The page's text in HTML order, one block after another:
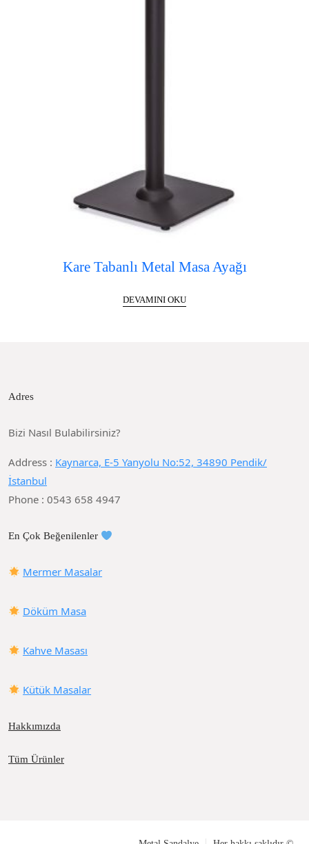
Kare Tabanlı Metal Masa Ayağı
DEVAMINI OKU
Adres
Bizi Nasıl Bulabilirsiniz?
Address : Kaynarca, E-5 Yanyolu No:52, 34890 Pendik/
İstanbul
Phone : 0543 658 4947
En Çok Beğenilenler
Mermer Masalar
Döküm Masa
Kahve Masası
Kütük Masalar
Hakkımızda
Tüm Ürünler